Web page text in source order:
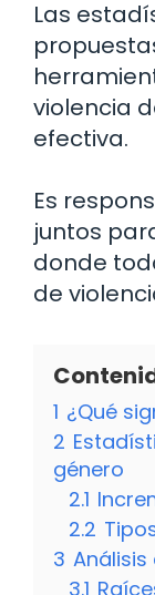
Las
violencia
efectiva.
Es
juntos
donde
de
1 ¿Qué
2
género
2.1
2.2
3
3.1